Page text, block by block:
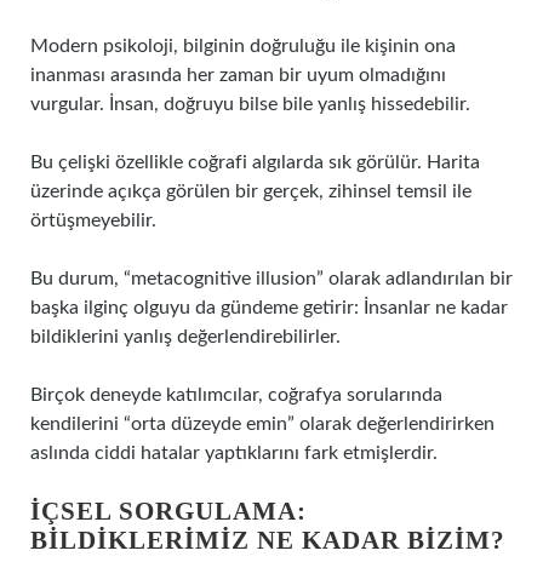
Modern psikoloji, bilginin doğruluğu ile kişinin ona
inanması arasında her zaman bir uyum olmadığını
vurgular. İnsan, doğruyu bilse bile yanlış hissedebilir.
Bu çelişki özellikle coğrafi algılarda sık görülür. Harita
üzerinde açıkça görülen bir gerçek, zihinsel temsil ile
örtüşmeyebilir.
Bu durum, “metacognitive illusion” olarak adlandırılan bir
başka ilginç olguyu da gündeme getirir: İnsanlar ne kadar
bildiklerini yanlış değerlendirebilirler.
Birçok deneyde katılımcılar, coğrafya sorularında
kendilerini “orta düzeyde emin” olarak değerlendirirken
aslında ciddi hatalar yaptıklarını fark etmişlerdir.
İÇSEL SORGULAMA:
BILDIKLERIMIZ NE KADAR BIZIM?